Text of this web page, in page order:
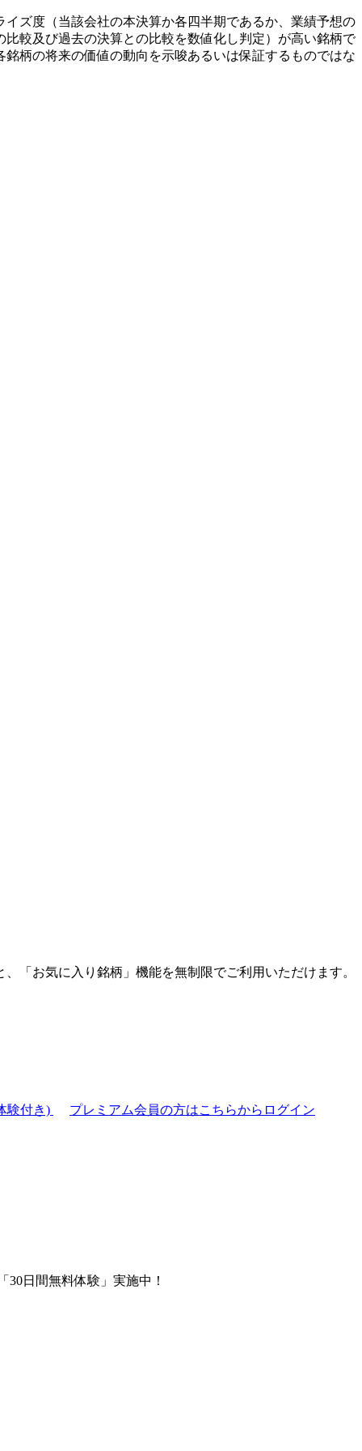
ズ度（当該会社の本決算か各四半期であるか、業績予想の
較及び過去の決算との比較を数値化し判定）が高い銘柄で
柄の将来の価値の動向を示唆あるいは保証するものではな
「お気に入り銘柄」機能を無制限でご利用いただけます。
験付き) プレミアム会員の方はこちらからログイン
日間無料体験」実施中！